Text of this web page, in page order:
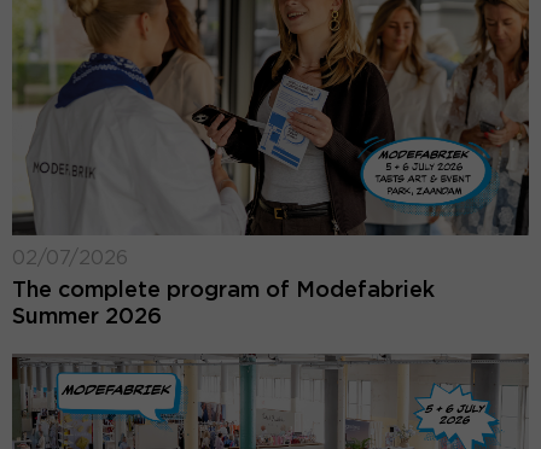
02/07/2026
The complete program of Modefabriek
Summer 2026